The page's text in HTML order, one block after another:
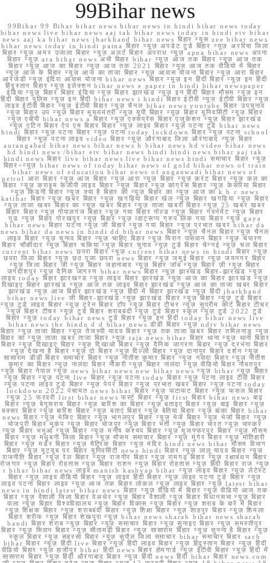
99Bihar news
99Bihar 99 Bihar bihar news bihar news in hindi bihar news today
bihar news live bihar news aaj tak bihar news today in hindi etv bihar
news aaj ka bihar news jharkhand bihar news बिहार न्यूस zee bihar news
bihar news today in hindi patna बिहार न्यूज़ अपडेट टुडे बिहार न्यूज़ अररिया जिला
बिहार न्यूज़ अमर उजाला बिहार न्यूज़ अलर्ट बिहार अपराध न्यूज़ apna bihar news अपना
बिहार न्यूज़ ara bihar news अभी बिहार bihar न्यूज़ आज तक बिहार न्यूज़ आज तक
बिहार न्यूज़ आज का बिहार न्यूज़ आज तक 2021 बिहार न्यूज़ आज तक वीडियो में बिहार
न्यूज़ आज के बिहार न्यूज़ आज का ताजा बिहार न्यूज़ आवास योजना बिहार न्यूज़ आरा बिहार
आरजेडी न्यूज़ इंदिरा आवास योजना bihar news बिहार न्यूज़ इन हिंदी बिहार न्यूज़ इन हिंदी
हिंदुस्तान बिहार न्यूज़ इलेक्शन bihar news e paper in hindi bihar newspaper
इंडिया न्यूज़ बिहार बिहार इंडिया न्यूज़ बिहार झारखंड न्यूज़ इन हिंदी बिहार मौसम न्यूज़ इन
हिंदी बिहार पुलिस न्यूज़ इन हिंदी bihar news i hindi बिहार ईटीवी न्यूज़ ईटीवी बिहार न्यूज़
लाइव ईटीवी बिहार न्यूज़ ईटीवी बिहार न्यूज़ चैनल bihar news youtube बिहार उपचुनाव
न्यूज़ बिहार उप न्यूज़ बिहार मुख्यमंत्री न्यूज़ यूपी बिहार न्यूज़ बिहार यूनिवर्सिटी न्यूज़ बिहार
न्यूज़ एबीपी bihar news a बिहार न्यूज़ एक्सप्रेस बिहार एजुकेशन न्यूज़ बिहार झारखंड
न्यूज़ एटिन बिहार ऐप एम बिहार बिहार न्यूज़ लाइव बिहार न्यूज़ पटना टुडे bihar news
hindi बिहार न्यूज़ पटना बिहार न्यूज़ पटना today lockdown बिहार न्यूज़ पटना school
बिहार न्यूज़ पटना लाइव video बिहार न्यूज़ औरंगाबाद जिला औरंगाबाद न्यूज़ बिहार
aurangabad bihar news bihar news h bihar news hd video bihar news
hd hindi news /bihar etv bihar news hindi hindi news bihar aaj tak
hindi news बिहार live bihar news live bihar news hindi समाचार बिहार न्यूज़
बिहार+न्यूज़ bihar news of today bihar news of gold bihar news of train
bihar news of education bihar news of anganwadi bihar news of
petrol आरा बिहार न्यूज़ आज बिहार न्यूज़ आरा न्यूज़ बिहार न्यूज़ करंट बिहार न्यूज़ कल का
बिहार न्यूज़ क्राइम केजीपी लाइव बिहार न्यूज़ बिहार न्यूज़ कांग्रेस बिहार न्यूज़ केसरिया बिहार
न्यूज़ किडनी बिहार न्यूज़ क्या है बिहार की न्यूज़ बिहार का न्यूज़ आज का k b c news
katihar बिहार न्यूज़ खबर बिहार न्यूज़ खगड़िया बिहार खेल न्यूज़ बिहार खगड़िया न्यूज़ बिहार
न्यूज़ ताजा खबर बिहार का न्यूज़ खबर बिहार न्यूज़ ताजा खबरी बिहार न्यूज़ 25 खबर खबर
बिहार बिहार न्यूज़ गोपालगंज बिहार न्यूज़ गया बिहार गोल्ड न्यूज़ बिहार गवर्नमेंट न्यूज़ बिहार
गुड न्यूज़ बिहार गोरखपुर न्यूज़ बिहार न्यूज़ व्हाट्सप्प ग्रुप लिंक गया बिहार न्यूज़ gaya
bihar news बिहार घटना न्यूज़ जी बिहार न्यूज़ गया बिहार न्यूज़ प्रभात खबर bihar da
news bihar da news in hindi dd bihar news बिहार न्यूज़ चैनल बिहार न्यूज़ चैनल
लाइव बिहार न्यूज़ चुनाव बिहार न्यूज़ चाहिए बिहार न्यूज़ चिराग पासवान बिहार न्यूज़ चंपारण
बिहार चौकीदार न्यूज़ बिहार चकिया न्यूज़ बिहार चुनाव न्यूज़ टुडे बिहार चेन्नई न्यूज़ चल बिहार
current bihar news छपरा बिहार न्यूज़ current bihar news in hindi बिहार न्यूज़
छपरा जिला बिहार न्यूज़ छठ पूजा छपरा news बिहार न्यूज़ जमुई बिहार न्यूज़ जयनगर बिहार
न्यूज़ जिला बिहार जी न्यूज़ बिहार जहानाबाद न्यूज़ बिहार जॉब न्यूज़ बिहार ज़ी न्यूज़ बिहार
जगदीशपुर न्यूज़ दैनिक जागरण bihar news बिहार न्यूज़ झारखंड बिहार-झारखंड न्यूज़
लाइव today बिहार झारखण्ड न्यूज़ लाइव बिहार झारखंड न्यूज़ आज का बिहार झारखंड न्यूज़
दिखाइए बिहार झारखंड न्यूज़ आज तक लाइव बिहार झारखंड न्यूज़ आज का ताजा खबर बिहार
झारखंड न्यूज़ आज बिहार झारखंड न्यूज़ हिंदी में बिहार झारखंड न्यूज़ हिंदी jharkhand
bihar news live जी बिहार-झारखंड न्यूज़ झारखंड बिहार न्यूज़ बिहार न्यूज़ टुडे बिहार
न्यूज़ टुडे लाइव बिहार न्यूज़ ट्रेन बिहार टॉप न्यूज़ बिहार टीचर न्यूज़ सुप्रीम कोर्ट बिहार टीचर
न्यूज़ बिहार टीचर न्यूज़ टुडे बिहार शराबबंदी न्यूज़ टुडे बिहार स्कूल न्यूज़ टुडे 2022 टुडे
बिहार न्यूज़ today bihar news टुडे बिहार न्यूज़ इन हिंदी today bihar news live
bihar news the hindu d d bihar news डीडी बिहार न्यूज़ ndtv bihar news
बिहार न्यूज़ ताजा बिहार न्यूज़ तेजस्वी यादव बिहार न्यूज़ तक ताजा खबर बिहार तमिलनाडु न्यूज़
बिहार का न्यूज़ ताजा खबर ताजा बिहार न्यूज़ taja news bihar बिहार थाना न्यूज़ थाना बिहार
बिहार न्यूज़ दिखाइए बिहार न्यूज़ दिखाओ बिहार न्यूज़ दैनिक जागरण बिहार न्यूज़ दरभंगा बिहार
न्यूज़ देखना है बिहार न्यूज़ दो बिहार न्यूज़ दिल्ली बिहार न्यूज़ दानापुर बिहार दर्शन न्यूज़
सासाराम डीडी बिहार समाचार बिहार न्यूज़ नीतीश कुमार बिहार न्यूज़ नवादा बिहार न्यूज़ नीतीश
कुमार का बिहार न्यूज़ नालंदा बिहार नौकरी न्यूज़ बिहार नालंदा न्यूज़ वीडियो बिहार नौबतपुर
न्यूज़ बिहार नेपाल न्यूज़ news bihar news new bihar news न्यूज़ bihar न्यूज़ बिहार
न्यूज़ बिहार न्यूज़ पटना live बिहार न्यूज़ पटना today बिहार न्यूज़ पटना लाइव टीवी बिहार
न्यूज़ पटना लाइव टुडे बिहार न्यूज़ पेपर बिहार न्यूज़ प्रभात खबर बिहार न्यूज़ पटना today
lockdown 2022 पंचायत news bihar बिहार न्यूज़ फटाफट बिहार न्यूज़ फसल बिहार
न्यूज़ 25 फरवरी first bihar news फर्स्ट बिहार न्यूज़ first बिहार bihar news बाढ़
बिहार न्यूज़ बेगूसराय बिहार न्यूज़ बारिश का बिहार न्यूज़ बताइए बिहार न्यूज़ बाढ़ बिहार न्यूज़
बक्सर बिहार न्यूज़ बारिश बिहार न्यूज़ बताएं बिहार न्यूज़ बेतिया बिहार न्यूज़ बांका बिहार bihar
news बिहार न्यूज़ भेजिए बिहार न्यूज़ भागलपुर बिहार न्यूज़ भेजें बिहार न्यूज़ भेजो बिहार न्यूज़
भोजपुरी बिहार भूकंप न्यूज़ बिहार भोजपुर न्यूज़ बिहार भर्ती न्यूज़ बिहार भारत न्यूज़ भास्कर
न्यूज़ बिहार भभुआ न्यूज़ बिहार न्यूज़ मनीष कश्यप बिहार न्यूज़ मुजफ्फरपुर बिहार न्यूज़ मौसम
बिहार न्यूज़ मधुबनी जिला बिहार न्यूज़ मौसम समाचार बिहार न्यूज़ मुंगेर बिहार न्यूज़ मोतिहारी
बिहार न्यूज़ मर्डर बिहार न्यूज़ मैट्रिक बिहार न्यूज़ मंदिर hindi news bihar मौसम विभाग
बिहार न्यूज़ यूट्यूब पर बिहार यूनिवर्सिटी news hindi बिहार न्यूज़ लालू यादव बिहार न्यूज़
राजनीति बिहार न्यूज़ रेल बिहार न्यूज़ राजगीर बिहार न्यूज़ रामगढ़ बिहार न्यूज़ रक्षाबंधन बिहार
रोजगार न्यूज़ बिहार रोहतास न्यूज़ बिहार राशन न्यूज़ बिहार रोहतास न्यूज़ हिंदी बिहार राज न्यूज़
r bihar bihar news लाइव manish kashyap bihar न्यूज़ लाइव बिहार न्यूज़ लेटेस्ट
बिहार न्यूज़ लाइव वीडियो बिहार न्यूज़ लाइव हिंदी बिहार न्यूज़ लाइव पटना टुडे बिहार न्यूज़
लाइव पटना बिहार लाइव न्यूज़ आज तक बिहार लोकल न्यूज़ लाइव बिहार न्यूज़ latest bihar
news in hindi latest bihar news बिहार न्यूज़ वीडियो में बिहार न्यूज़ वीडियो आज तक
बिहार न्यूज़ वैशाली जिला बिहार वेअथेर न्यूज़ बिहार वैशाली न्यूज़ बिहार विधानसभा न्यूज़ बिहार
वाला न्यूज़ बिहार विश्वविद्यालय न्यूज़ बिहार विकास न्यूज़ बिहार न्यूज़ शराब के बारे में बिहार
न्यूज़ शिक्षक बिहार न्यूज़ शराबबंदी बिहार न्यूज़ शिक्षा बिहार न्यूज़ शाहपुर बिहार न्यूज़ शिमला
बिहार शरीफ न्यूज़ बिहार शेखपुरा न्यूज़ bihar news sharab bihar news sharab
bandi बिहार शराब न्यूज़ बिहार न्यूज़ समाचार बिहार न्यूज़ सुनाइए बिहार न्यूज़ समस्तीपुर
बिहार न्यूज़ सिवान बिहार न्यूज़ सीतामढ़ी बिहार न्यूज़ सासाराम बिहार न्यूज़ सुनना है बिहार न्यूज़
स्कूल बिहार न्यूज़ सहरसा बिहार न्यूज़ सुपौल जिला समाचार bihar समाचार बिहार sach
bihar बिहार न्यूज़ हिंदी live बिहार न्यूज़ हिंदी लाइव बिहार न्यूज़ हिंदुस्तान बिहार न्यूज़ हिंदी
वीडियो बिहार न्यूज़ हाजीपुर bihar हिंदी news बिहार होमगार्ड न्यूज़ ईटीवी बिहार न्यूज़ हिंदी में
सासाराम बिहार न्यूज़ हिंदी औरंगाबाद बिहार न्यूज़ हिंदी news हिंदी bihar बिहार news.com